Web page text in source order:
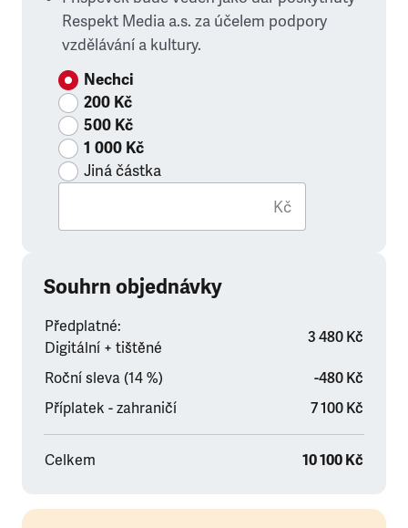
Respekt Media a.s. za účelem podpory
vzdělávání a kultury.
Nechci
200 Kč
500 Kč
1 000 Kč
Jiná částka
Kč
Souhrn objednávky
Předplatné:
Digitální + tištěné
3 480 Kč
Roční sleva (14 %)
-480 Kč
Příplatek - zahraničí
7 100 Kč
Celkem 10 100 Kč